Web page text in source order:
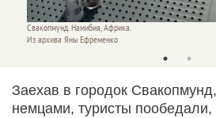
Свакопмунд. Намибия, Африка.
Из архива Яны Ефременко
Заехав в городок
немцами, туристы